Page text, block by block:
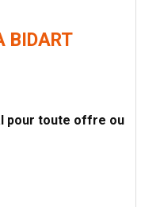
BIDART
pour toute offre ou